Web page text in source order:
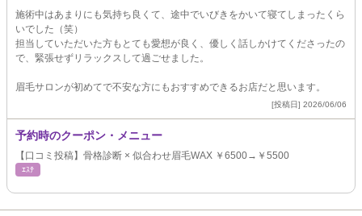
施術中はあまりにも気持ち良くて、途中でいびきをかいて寝てしまったくら
いでした（笑）
担当していただいた方もとても愛想が良く、優しく話しかけてくださったの
で、緊張せずリラックスして過ごせました。
眉毛サロンが初めてで不安な方にもおすすめできるお店だと思います。
[投稿日] 2026/06/06
予約時のクーポン・メニュー
【口コミ投稿】骨格診断 × 似合わせ眉毛WAX ￥6500→￥5500
ｴｽﾃ